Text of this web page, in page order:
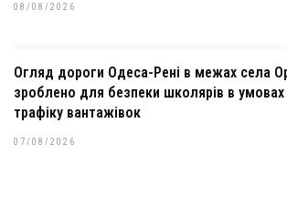
08/08/2026
Огляд дороги Одеса-Рені в межах села
зроблено для безпеки школярів в умовах
трафіку вантажівок
07/08/2026